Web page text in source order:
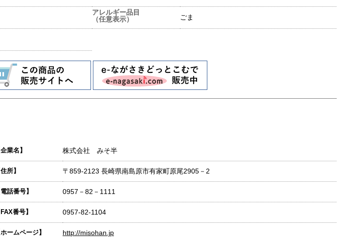
アレルギー品目
（任意表示）
ごま
企業名】 株式会社 みそ半
住所】 〒859-2123 長崎県南島原市有家町原尾2905－2
電話番号】 0957－82－1111
FAX番号】 0957-82-1104
ホームページ】 http://misohan.jp